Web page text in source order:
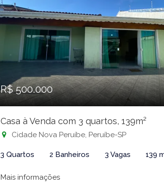
R$ 500.000
Casa à Venda com 3 quartos, 139m²
Cidade Nova Peruíbe, Peruíbe-SP
3 Quartos 2 Banheiros 3 Vagas 139
Mais informações